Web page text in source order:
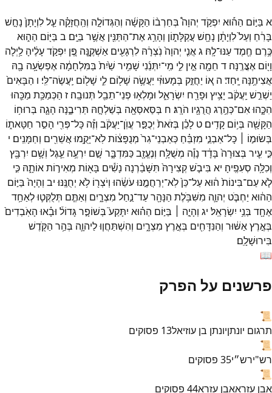
א בַּיּ֣וֹם הַה֡וּא יִפְקֹ֣ד יְהוָה֩ בְּחַרְב֨וֹ הַקָּשָׁ֜ה וְהַגְּדוֹלָ֣ה וְהַֽחֲזָקָ֗ה עַ֤ללִוְיָתָן֙ נָחָ֣שׁ
בָּרִ֔חַ וְעַל֙לִוְיָתָ֔ן נָחָ֖שׁעֲקַלָּת֑וֹן וְהָרַ֥גאֶת־הַתַּנִּ֖ין אֲשֶׁ֥ר בַּיָּֽם׃ ב בַּיּ֖וֹם הַה֑וּא
כֶּ֥רֶם חֶ֖מֶדעַנּוּ־לָֽהּ׃ גאֲנִ֤י יְהוָה֙ נֹֽצְרָ֔הּ לִרְגָעִ֖ים אַשְׁקֶ֑נָּה פֶּ֚ן יִפְקֹ֣דעָלֶ֔יהָ לַ֥יְלָה
וָי֖וֹם אֶצֳּרֶֽנָּה׃ ד חֵמָ֖ה אֵ֣ין לִ֑י מִֽי־יִתְּנֵ֜נִי שָׁמִ֥יר שַׁ֙יִת֙ בַּמִּלְחָמָ֔ה אֶפְשְׂעָ֥ה בָ֖הּ
אֲצִיתֶ֥נָּה יָּֽחַד׃ ה א֚וֹ יַחֲזֵ֣ק בְּמָעוּזִּ֔י יַעֲשֶׂ֥ה שָׁל֖וֹם לִ֑י שָׁל֖וֹם יַֽעֲשֶׂה־לִּֽי׃ ו הַבָּאִים֙
יַשְׁרֵ֣שׁ יַֽעֲקֹ֔ב יָצִ֥יץ וּפָרַ֖ח יִשְׂרָאֵ֑ל וּמָלְא֥וּ פְנֵי־תֵבֵ֖ל תְּנוּבָֽה׃ ז הַכְּמַכַּ֥ת מַכֵּ֖הוּ
הִכָּ֑הוּאִם־כְּהֶ֥רֶג הֲרֻגָ֖יו הֹרָֽג׃ ח בְּסַּאסְּאָ֖ה בְּשַׁלְחָ֣הּ תְּרִיבֶ֑נָּה הָגָ֛ה בְּרוּח֥וֹ
הַקָּשָׁ֖ה בְּי֥וֹם קָדִֽים׃ ט לָכֵ֗ן בְּזֹאת֙ יְכֻפַּ֣רעֲוֺֽן־יַעֲקֹ֔ב וְזֶ֕ה כָּל־פְּרִ֖י הָסִ֣ר חַטָּאת֑וֹ
בְּשׂוּמ֣וֹ ׀
כָּל־אַבְנֵ֣י מִזְבֵּ֗חַ כְּאַבְנֵי־גִר֙ מְנֻפָּצ֔וֹתלֹֽא־יָקֻ֥מוּאֲשֵׁרִ֖ים וְחַמָּנִֽים׃ י
כִּ֣י עִ֤יר בְּצוּרָה֙ בָּדָ֔ד נָוֶ֕ה מְשֻׁלָּ֥ח וְנֶעֱזָ֖בכַּמִּדְבָּ֑ר שָׁ֣ם יִרְעֶ֥ה עֵ֛גֶל וְשָׁ֥ם יִרְבָּ֖ץ
וְכִלָּ֥ה סְעִפֶֽיהָ׃ יא בִּיבֹ֤שׁקְצִירָהּ֙ תִּשָּׁבַ֔רְנָה נָשִׁ֕ים בָּא֖וֹת מְאִיר֣וֹתאוֹתָ֑הּ כִּ֣י
לֹ֤אעַם־בִּינוֹת֙ ה֔וּאעַל־כֵּן֙לֹֽא־יְרַחֲמֶ֣נּוּעֹשֵׂ֔הוּ וְיֹצְר֖וֹ לֹ֥א יְחֻנֶּֽנּוּ׃ יב וְהָיָה֙ בַּיּ֣וֹם
הַה֔וּא יַחְבֹּ֧ט יְהוָ֛ה מִשִּׁבֹּ֥לֶת הַנָּהָ֖רעַד־נַ֣חַל מִצְרָ֑יִם וְאַתֶּ֧ם תְּלֻקְּט֛וּלְאַחַ֥ד
אֶחָ֖ד בְּנֵ֥י יִשְׂרָאֵֽל׃ יג וְהָיָ֣ה ׀ בַּיּ֣וֹם הַה֗וּא יִתָּקַע֮ בְּשׁוֹפָ֣רגָּדוֹל֒ וּבָ֗אוּ הָאֹֽבְדִים֙
בְּאֶ֣רֶץאַשּׁ֔וּר וְהַנִּדָּחִ֖ים בְּאֶ֣רֶץ מִצְרָ֑יִם וְהִשְׁתַּחֲו֧וּלַיהוָ֛ה בְּהַ֥ר הַקֹּ֖דֶשׁ
בִּירוּשָׁלִָֽם׃
📖
פרשנים על הפרק
📜
תרגום יונתןיונתן בן עוזיאל13 פסוקים
📜
רש"ירש״י35 פסוקים
📜
אבן עזראאבן עזרא44 פסוקים